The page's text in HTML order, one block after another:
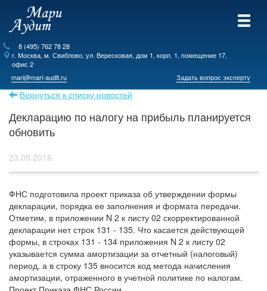
8 (495) 762 78 28
г. Москва, м. Свиблово,ул. Вересковая, дом 1, корп. 1, помещение 17,
офис 2
mari@mari-audit.ru
Задать вопрос эксперту
Вернуться к списку новостей
Декларацию по налогу на прибыль планируется
обновить
23.09.2016
ФНС подготовила проект приказа об утверждении формы
декларации, порядка ее заполнения и формата передачи.
Отметим, в приложении N 2 к листу 02 скорректированной
декларации нет строк 131 - 135. Что касается действующей
формы, в строках 131 - 134 приложения N 2 к листу 02
указывается сумма амортизации за отчетный (налоговый)
период, а в строку 135 вносится код метода начисления
амортизации, отраженного в учетной политике по налогам.